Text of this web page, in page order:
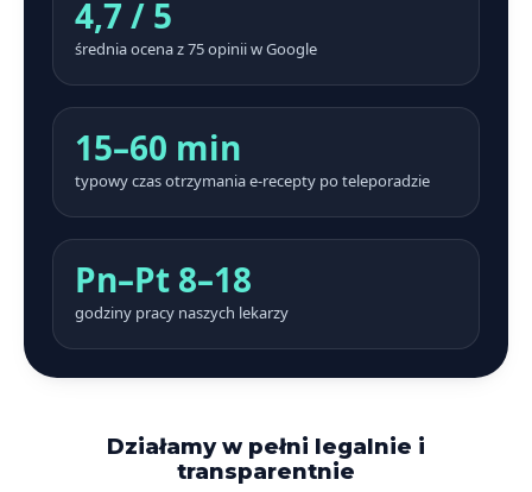
4,7 / 5
średnia ocena z 75 opinii w Google
15–60 min
typowy czas otrzymania e-recepty po teleporadzie
Pn–Pt 8–18
godziny pracy naszych lekarzy
Działamy w pełni legalnie i
transparentnie